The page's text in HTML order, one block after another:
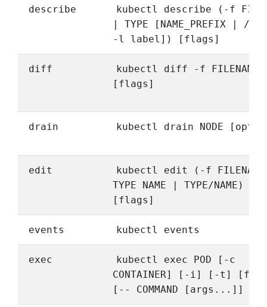
describe
kubectl describe (-f
| TYPE [NAME_PREFIX | /
-l label]) [flags]
diff
kubectl diff -f FILENAME
[flags]
drain kubectl drain NODE
edit
kubectl edit (-f
TYPE NAME | TYPE/NAME)
[flags]
events kubectl events
exec
kubectl exec POD [-c
CONTAINER] [-i] [-t]
[-- COMMAND [args...]]